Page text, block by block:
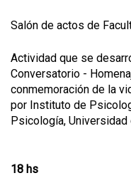
Salón de actos de
Actividad que se
Conversatorio -
conmemoración de la
por Instituto de
Psicología, Universidad
18 hs